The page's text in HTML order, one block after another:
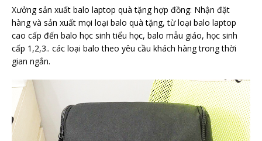
Xưởng sản xuất balo laptop quà tặng hợp đồng: Nhận đặt
hàng và sản xuất mọi loại balo quà tặng, từ loại balo laptop
cao cấp đến balo học sinh tiểu học, balo mẫu giáo, học sinh
cấp 1,2,3.. các loại balo theo yêu cầu khách hàng trong thời
gian ngắn.